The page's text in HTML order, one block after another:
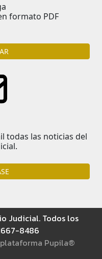
formato PDF
todas las noticias del
Judicial. Todos los
8486
Pupila®